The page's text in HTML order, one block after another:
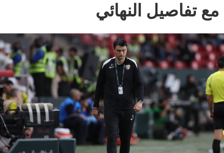
مع تفاصيل النهائي